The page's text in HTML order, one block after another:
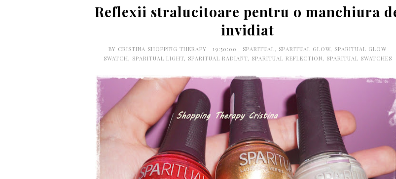
Reflexii stralucitoare pentru o manchiura
invidiat
BY CRISTINA SHOPPING THERAPY 19:50:00 SPARITUAL, SPARITUAL GLOW, SPARITUAL GLOW
SWATCH, SPARITUAL LIGHT, SPARITUAL RADIANT, SPARITUAL REFLECTION, SPARITUAL SWATCHES